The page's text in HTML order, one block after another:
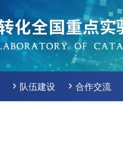
队伍建设 合作交流